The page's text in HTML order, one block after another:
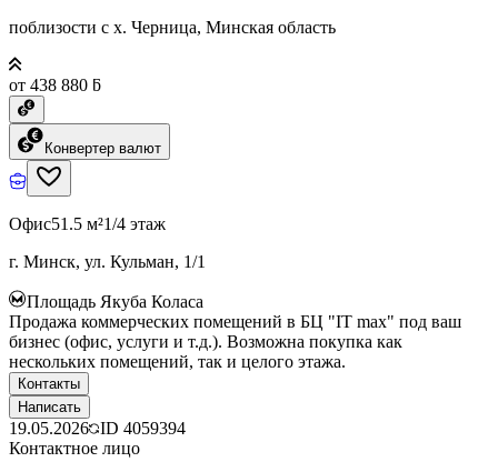
поблизости с х. Черница, Минская область
от 438 880 ƃ
Конвертер валют
Офис51.5 м²1/4 этаж
г. Минск, ул. Кульман, 1/1
Площадь Якуба Коласа
Продажа коммерческих помещений в БЦ "IT max" под ваш
бизнес (офис, услуги и т.д.). Возможна покупка как
нескольких помещений, так и целого этажа.
Контакты
Написать
19.05.2026 ID 4059394
Контактное лицо